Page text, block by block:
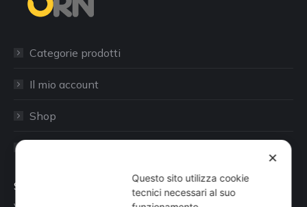
Categorie prodotti
Il mio account
Shop
Sede
✕
Questo sito utilizza cookie
tecnici necessari al suo